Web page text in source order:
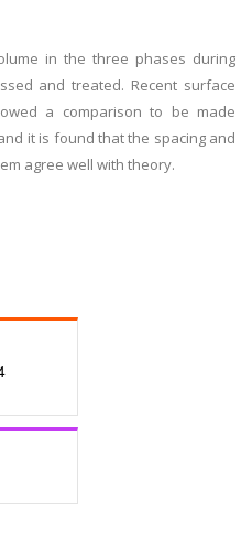
in the three phases during
and treated. Recent surface
a comparison to be made
it is found that the spacing and
agree well with theory.